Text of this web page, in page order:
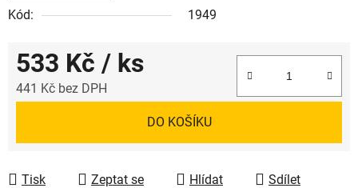
Kód:
1949
533 Kč / ks
441 Kč bez DPH
DO KOŠÍKU
Tisk Zeptat se Hlídat Sdílet